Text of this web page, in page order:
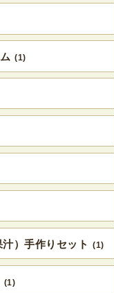
(1)
）手作りセット (1)
(1)